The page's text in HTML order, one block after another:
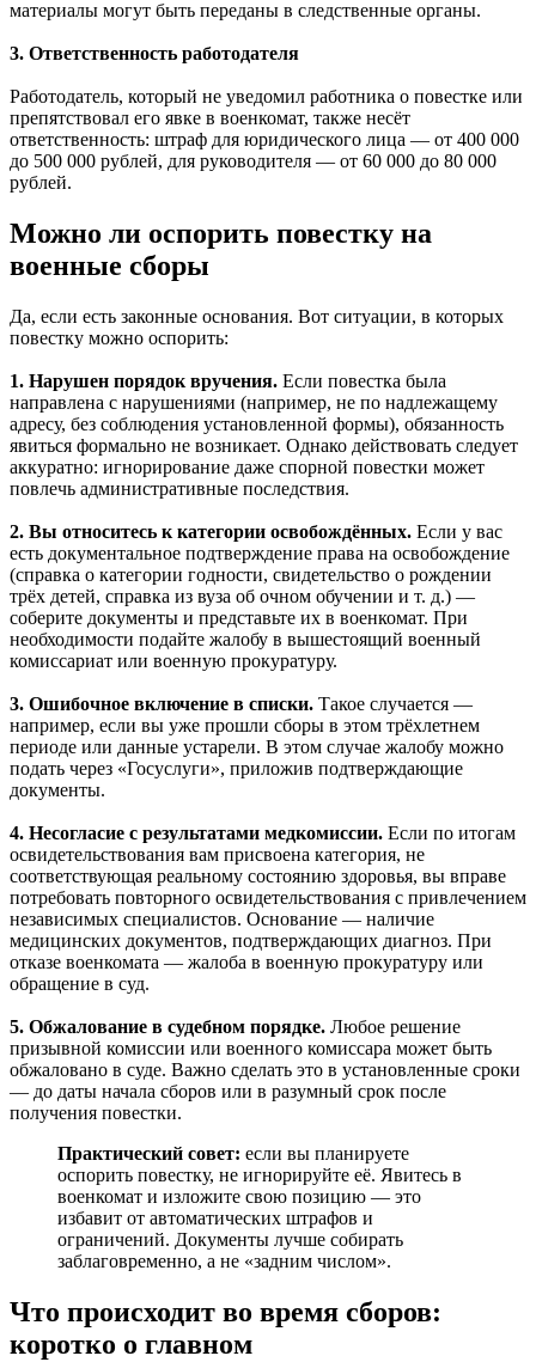
материалы могут быть переданы в следственные органы.
3. Ответственность работодателя
Работодатель, который не уведомил работника о повестке или
препятствовал его явке в военкомат, также несёт
ответственность: штраф для юридического лица — от 400 000
до 500 000 рублей, для руководителя — от 60 000 до 80 000
рублей.
Можно ли оспорить повестку на
военные сборы
Да, если есть законные основания. Вот ситуации, в которых
повестку можно оспорить:
1. Нарушен порядок вручения. Если повестка была
направлена с нарушениями (например, не по надлежащему
адресу, без соблюдения установленной формы), обязанность
явиться формально не возникает. Однако действовать следует
аккуратно: игнорирование даже спорной повестки может
повлечь административные последствия.
2. Вы относитесь к категории освобождённых. Если у вас
есть документальное подтверждение права на освобождение
(справка о категории годности, свидетельство о рождении
трёх детей, справка из вуза об очном обучении и т. д.) —
соберите документы и представьте их в военкомат. При
необходимости подайте жалобу в вышестоящий военный
комиссариат или военную прокуратуру.
3. Ошибочное включение в списки. Такое случается —
например, если вы уже прошли сборы в этом трёхлетнем
периоде или данные устарели. В этом случае жалобу можно
подать через «Госуслуги», приложив подтверждающие
документы.
4. Несогласие с результатами медкомиссии. Если по итогам
освидетельствования вам присвоена категория, не
соответствующая реальному состоянию здоровья, вы вправе
потребовать повторного освидетельствования с привлечением
независимых специалистов. Основание — наличие
медицинских документов, подтверждающих диагноз. При
отказе военкомата — жалоба в военную прокуратуру или
обращение в суд.
5. Обжалование в судебном порядке. Любое решение
призывной комиссии или военного комиссара может быть
обжаловано в суде. Важно сделать это в установленные сроки
— до даты начала сборов или в разумный срок после
получения повестки.
Практический совет: если вы планируете
оспорить повестку, не игнорируйте её. Явитесь в
военкомат и изложите свою позицию — это
избавит от автоматических штрафов и
ограничений. Документы лучше собирать
заблаговременно, а не «задним числом».
Что происходит во время сборов:
коротко о главном